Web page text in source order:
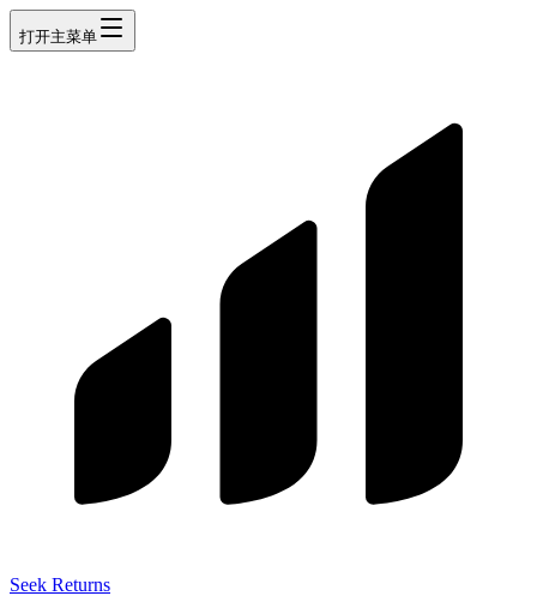
打开主菜单
Seek Returns